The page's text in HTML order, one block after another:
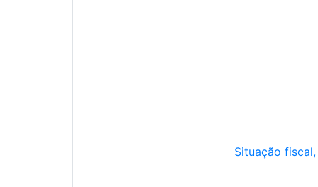
Situação